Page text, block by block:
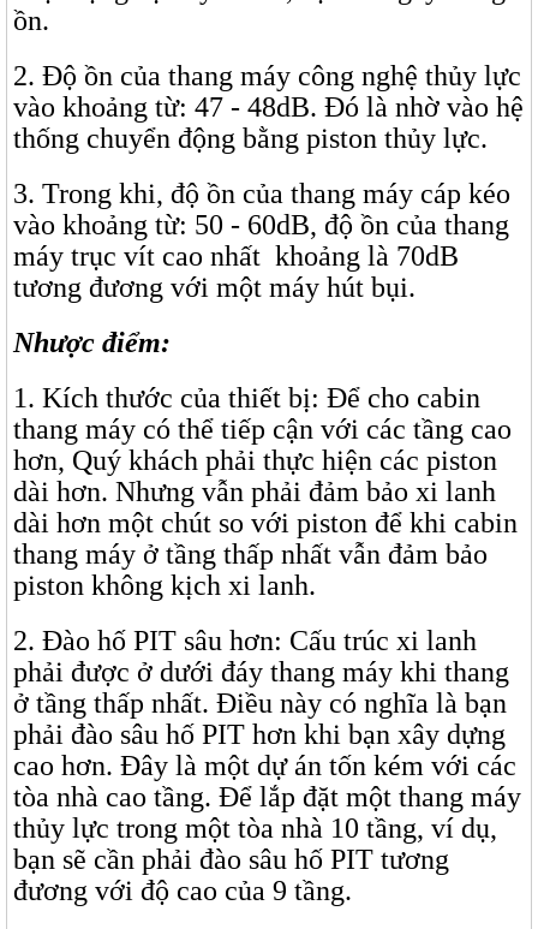
ồn.
2. Độ ồn của thang máy công nghệ thủy lực
vào khoảng từ: 47 - 48dB. Đó là nhờ vào hệ
thống chuyển động bằng piston thủy lực.
3. Trong khi, độ ồn của thang máy cáp kéo
vào khoảng từ: 50 - 60dB, độ ồn của thang
máy trục vít cao nhất khoảng là 70dB
tương đương với một máy hút bụi.
Nhược điểm:
1. Kích thước của thiết bị: Để cho cabin
thang máy có thể tiếp cận với các tầng cao
hơn, Quý khách phải thực hiện các piston
dài hơn. Nhưng vẫn phải đảm bảo xi lanh
dài hơn một chút so với piston để khi cabin
thang máy ở tầng thấp nhất vẫn đảm bảo
piston không kịch xi lanh.
2. Đào hố PIT sâu hơn: Cấu trúc xi lanh
phải được ở dưới đáy thang máy khi thang
ở tầng thấp nhất. Điều này có nghĩa là bạn
phải đào sâu hố PIT hơn khi bạn xây dựng
cao hơn. Đây là một dự án tốn kém với các
tòa nhà cao tầng. Để lắp đặt một thang máy
thủy lực trong một tòa nhà 10 tầng, ví dụ,
bạn sẽ cần phải đào sâu hố PIT tương
đương với độ cao của 9 tầng.